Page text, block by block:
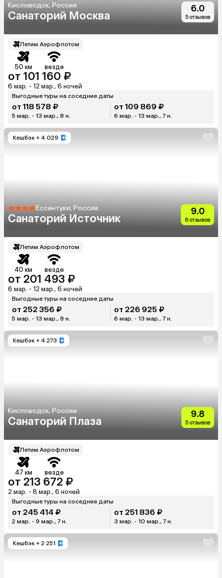
Кисловодск, Россия
Санаторий Москва
6.0
5 отзывов
Летим Аэрофлотом
50 км везде
от 101 160 ₽
6 мар. - 12 мар., 6 ночей
Выгодные туры на соседние даты
от 118 578 ₽
5 мар. - 13 мар., 8 н.
от 109 869 ₽
6 мар. - 13 мар., 7 н.
Кешбэк + 4 029
Ессентуки, Россия
Санаторий Источник
9.0
6 отзывов
Летим Аэрофлотом
40 км везде
от 201 493 ₽
6 мар. - 12 мар., 6 ночей
Выгодные туры на соседние даты
от 252 356 ₽
5 мар. - 13 мар., 8 н.
от 226 925 ₽
6 мар. - 13 мар., 7 н.
Кешбэк + 4 273
Кисловодск, Россия
Санаторий Плаза
9.8
5 отзывов
Летим Аэрофлотом
47 км везде
от 213 672 ₽
2 мар. - 8 мар., 6 ночей
Выгодные туры на соседние даты
от 245 414 ₽
2 мар. - 9 мар., 7 н.
от 251 836 ₽
3 мар. - 10 мар., 7 н.
Кешбэк + 2 251